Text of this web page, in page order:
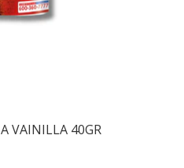
VAINILLA 40GR